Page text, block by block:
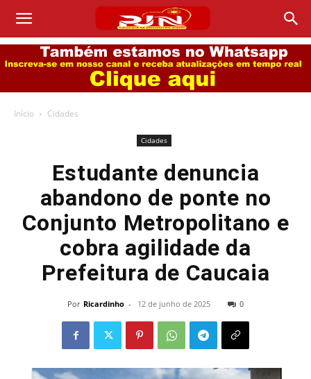
Início Cidades
Cidades
Estudante denuncia
abandono de ponte no
Conjunto Metropolitano e
cobra agilidade da
Prefeitura de Caucaia
Por Ricardinho - 12 de junho de 2025 0